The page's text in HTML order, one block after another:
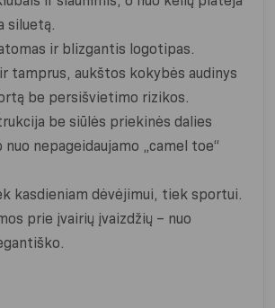
siluetą.
ir blizgantis logotipas.
tamprus, aukštos kokybės audinys
be persišvietimo rizikos.
be siūlės priekinės dalies
nepageidaujamo „camel toe“
kasdieniam dėvėjimui, tiek sportui.
prie įvairių įvaizdžių – nuo